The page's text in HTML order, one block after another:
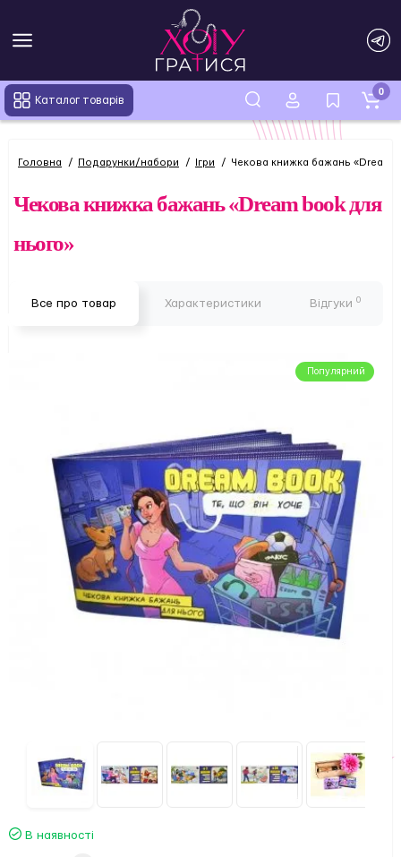
Каталог товарів
0
Головна Подарунки/набори Ігри Чекова книжка бажань «Dream
Чекова книжка бажань «Dream book для
нього»
Все про товар Характеристики Відгуки 0
Популярний
В наявності